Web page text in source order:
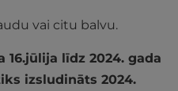
vai citu balvu.
16.jūlija līdz 2024. gada
izsludināts 2024.